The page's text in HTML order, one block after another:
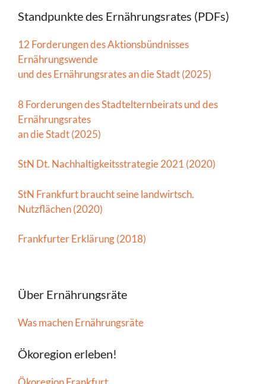
Standpunkte des Ernährungsrates (PDFs)
12 Forderungen des Aktionsbündnisses
Ernährungswende
und des Ernährungsrates an die Stadt (2025)
8 Forderungen des Stadtelternbeirats und des
Ernährungsrates
an die Stadt (2025)
StN Dt. Nachhaltigkeitsstrategie 2021 (2020)
StN Frankfurt braucht seine landwirtsch.
Nutzflächen (2020)
Frankfurter Erklärung (2018)
Über Ernährungsräte
Was machen Ernährungsräte
Ökoregion erleben!